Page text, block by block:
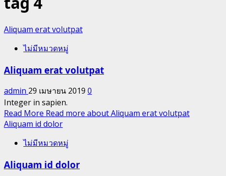
Aliquam erat volutpat
ไม่มีหมวดหมู่
Aliquam erat volutpat
admin 29 เมษายน 2019 0
Integer in sapien.
Read More Read more about Aliquam erat volutpat
Aliquam id dolor
ไม่มีหมวดหมู่
Aliquam id dolor